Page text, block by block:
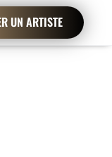
UN ARTISTE